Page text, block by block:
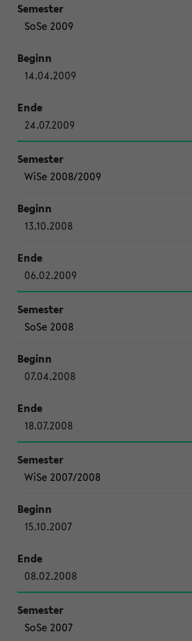
SoSe 2009
14.04.2009
24.07.2009
WiSe 2008/2009
13.10.2008
06.02.2009
SoSe 2008
07.04.2008
18.07.2008
WiSe 2007/2008
15.10.2007
08.02.2008
SoSe 2007